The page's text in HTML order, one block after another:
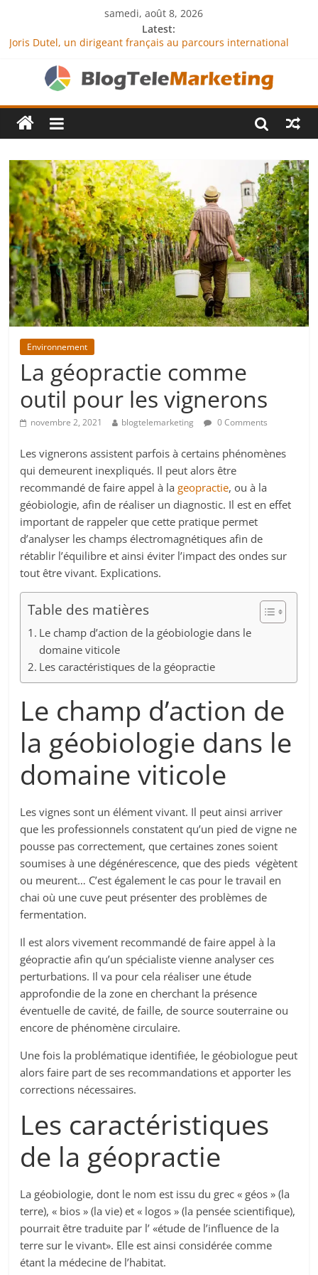
samedi, août 8, 2026
Latest:
Joris Dutel, un dirigeant français au parcours international
Agria Assurance Animaux : comment l’entreprise se
démarque-t-elle de la concurrence ?
JCA Academy : l’excellence au service de l’indépendance
financière
Denis Bouclon : la diplomatie éducative comme moteur de
Next Terra International : des solutions logistiques au service
du commerce international
Environnement
La géopractie comme
outil pour les vignerons
novembre 2, 2021 blogtelemarketing 0 Comments
Les vignerons assistent parfois à certains phénomènes
qui demeurent inexpliqués. Il peut alors être
recommandé de faire appel à lageopractie, ou à la
géobiologie, afin de réaliser un diagnostic. Il est en effet
important de rappeler que cette pratique permet
d’analyser les champs électromagnétiques afin de
rétablir l’équilibre et ainsi éviter l’impact des ondes sur
tout être vivant. Explications.
Table des matières
Le champ d’action de la géobiologie dans le
domaine viticole
Les caractéristiques de la géopractie
Le champ d’action de
la géobiologie dans le
domaine viticole
Les vignes sont un élément vivant. Il peut ainsi arriver
que les professionnels constatent qu’un pied de vigne ne
pousse pas correctement, que certaines zones soient
soumises à une dégénérescence, que des pieds végètent
ou meurent… C’est également le cas pour le travail en
chai où une cuve peut présenter des problèmes de
fermentation.
Il est alors vivement recommandé de faire appel à la
géopractie afin qu’un spécialiste vienne analyser ces
perturbations. Il va pour cela réaliser une étude
approfondie de la zone en cherchant la présence
éventuelle de cavité, de faille, de source souterraine ou
encore de phénomène circulaire.
Une fois la problématique identifiée, le géobiologue peut
alors faire part de ses recommandations et apporter les
corrections nécessaires.
Les caractéristiques
de la géopractie
La géobiologie, dont le nom est issu du grec « géos » (la
terre), « bios » (la vie) et « logos » (la pensée scientifique),
pourrait être traduite par l’ «étude de l’influence de la
terre sur le vivant». Elle est ainsi considérée comme
étant la médecine de l’habitat.